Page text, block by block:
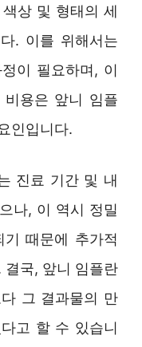
상 및 형태의 세
. 이를 위해서는
이 필요하며, 이
용은 앞니 임플
인입니다.
진료 기간 및 내
나, 이 역시 정밀
때문에 추가적
결국, 앞니 임플란
그 결과물의 만
고 할 수 있습니